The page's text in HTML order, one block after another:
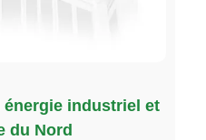
industriel et
du Nord